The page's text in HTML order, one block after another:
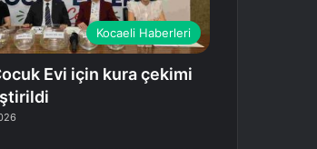
Kocaeli Haberleri
Evi için kura çekimi